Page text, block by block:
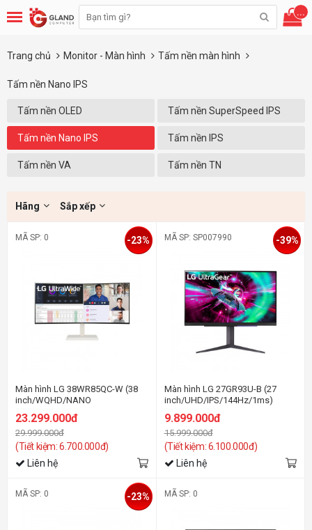
...
Trang chủ Monitor - Màn hình Tấm nền màn hình
Tấm nền Nano IPS
Tấm nền OLED Tấm nền SuperSpeed IPS
Tấm nền Nano IPS Tấm nền IPS
Tấm nền VA Tấm nền TN
Hãng Sắp xếp
MÃ SP: 0
Màn hình LG 38WR85QC-W (38
inch/WQHD/NANO
90W/Cong)
23.299.000đ
29.999.000đ
(Tiết kiệm: 6.700.000đ)
-23%
Liên hệ
MÃ SP: SP007990
Màn hình LG 27GR93U-B (27
inch/UHD/IPS/144Hz/1ms)
9.899.000đ
15.999.000đ
(Tiết kiệm: 6.100.000đ)
-39%
Liên hệ
MÃ SP: 0 -23% MÃ SP: 0